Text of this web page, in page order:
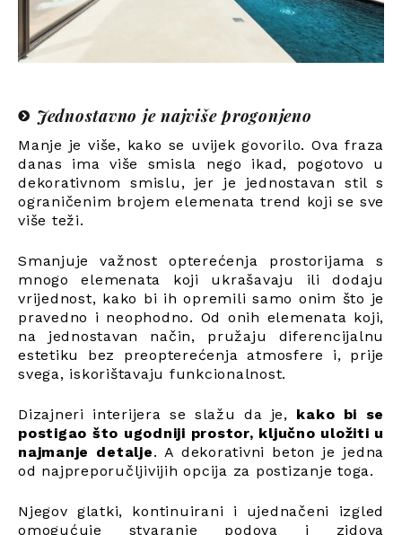
Jednostavno je najviše progonjeno
Manje je više, kako se uvijek govorilo. Ova fraza
danas ima više smisla nego ikad, pogotovo u
dekorativnom smislu, jer je jednostavan stil s
ograničenim brojem elemenata trend koji se sve
više teži.
Smanjuje važnost opterećenja prostorijama s
mnogo elemenata koji ukrašavaju ili dodaju
vrijednost, kako bi ih opremili samo onim što je
pravedno i neophodno. Od onih elemenata koji,
na jednostavan način, pružaju diferencijalnu
estetiku bez preopterećenja atmosfere i, prije
svega, iskorištavaju funkcionalnost.
Dizajneri interijera se slažu da je, kako bi se
postigao što ugodniji prostor, ključno uložiti u
najmanje detalje. A dekorativni beton je jedna
od najpreporučljivijih opcija za postizanje toga.
Njegov glatki, kontinuirani i ujednačeni izgled
omogućuje stvaranje podova i zidova